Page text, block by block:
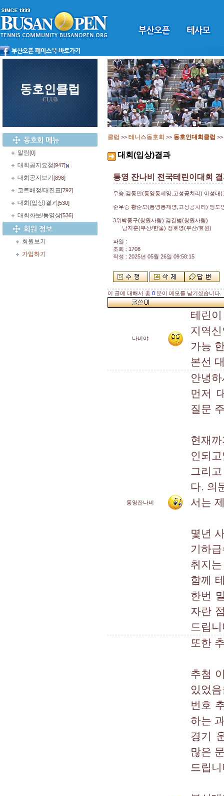
동호인클럽
CLUB
알림[0]
대회공지요청[947]
대회공지보기 [898]
코트배정/대진표[792]
대회(입상)결과[530]
대회화보/동영상[536]
회원보기
가입하기
클럽 >> 테니스동호회 >> 동호인대회클럽 >>
대회(입상)결과
통영 잔나비 전국테린이대회
우승 김동민(통영통제영,고성공치리) 이성대(
준우승 황준모(통영통제영,고성공치리) 맹도
3위박종구(창원사림) 김길범(창원사림)
남지훈(부산/한울) 정호영(부산/효원)
파일 :
조회 : 1708
작성 : 2025년 05월 26일 09:58:15
이 글에 대해서 총 0 분이 메모를 남기셨습니다.
나비야
테린
지역
가능
본선
통영잔나비
안녕
먼저
질문
현재
인되
그리
다. 의
서는
몇년
기하
취지
함께
한번
자란
드립
또한
추첨
있었
번호
하는
경기
많은
드립